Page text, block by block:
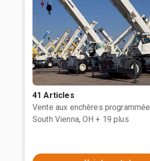
41 Articles
Vente aux enchères programmée
South Vienna, OH + 19 plus